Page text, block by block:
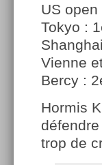
US
Tokyo :
Vienne
Bercy :
Hormis
trop de